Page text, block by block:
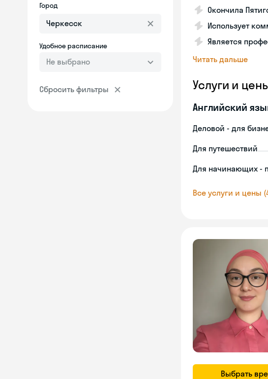
Город
Удобное расписание
Не выбрано
Сбросить фильтры
Окончила
Использует
Является
Читать дальше
Услуги и
Английский
Деловой - для
Для путешествий
Для начинающих -
Все услуги и цены
Выбрать